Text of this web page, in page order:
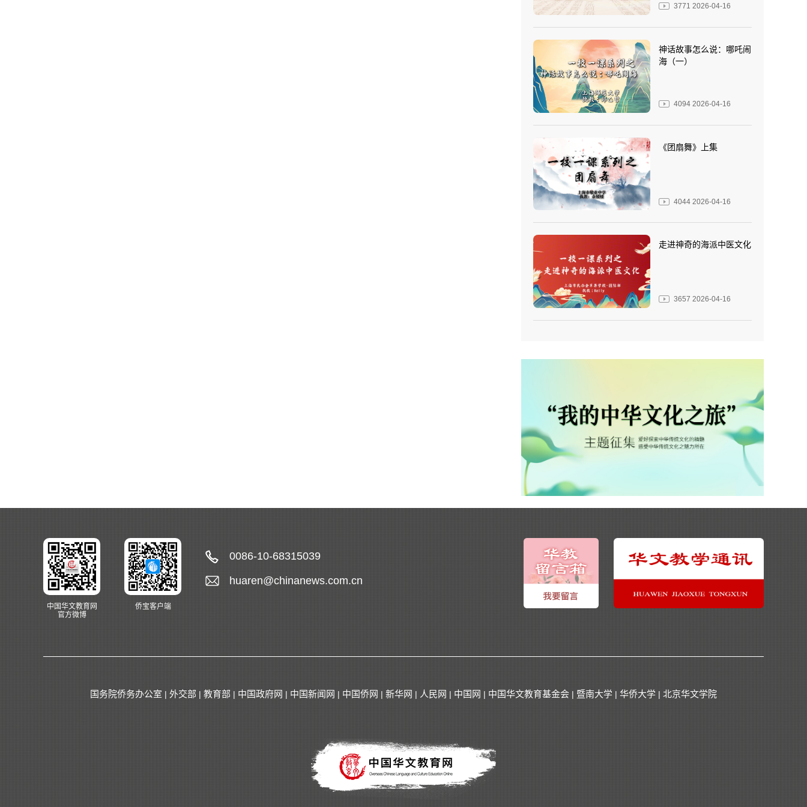
3771 2026-04-16
神话故事怎么说：哪吒闹
海（一）
4094 2026-04-16
《团扇舞》上集
4044 2026-04-16
走进神奇的海派中医文化
3657 2026-04-16
中国华文教育网
官方微博
侨宝客户端
0086-10-68315039
huaren@chinanews.com.cn
国务院侨务办公室 | 外交部 | 教育部 | 中国政府网 | 中国新闻网 | 中国侨网 | 新华网 | 人民网 | 中国网 | 中国华文教育基金会 | 暨南大学 | 华侨大学 | 北京华文学院